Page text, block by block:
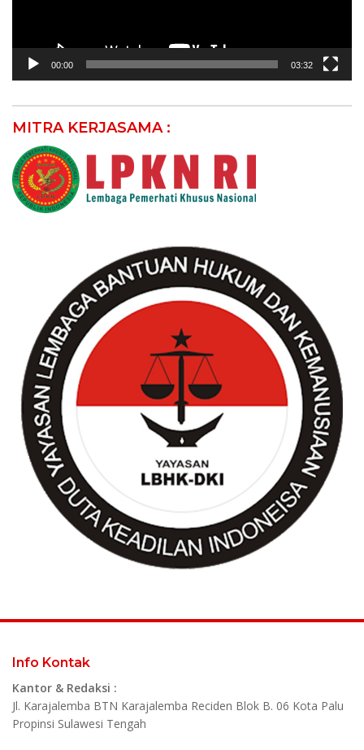
00:00 03:32
MITRA KERJASAMA :
Info Kontak
Kantor & Redaksi :
Jl. Karajalemba BTN Karajalemba Reciden Blok B. 06 Kota Palu
Propinsi Sulawesi Tengah